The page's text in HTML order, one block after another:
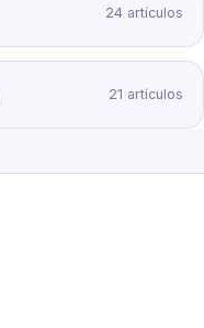
24 artículos
21 artículos